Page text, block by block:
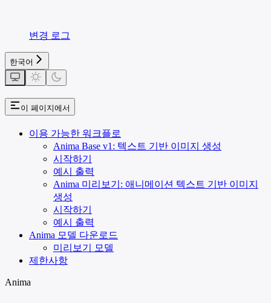
변경 로그
한국어
이 페이지에서
이용 가능한 워크플로
Anima Base v1: 텍스트 기반 이미지 생성
시작하기
예시 출력
Anima 미리보기: 애니메이션 텍스트 기반 이미지
생성
시작하기
예시 출력
Anima 모델 다운로드
미리보기 모델
제한사항
Anima